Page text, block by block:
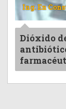
Ing. En
Dióxido